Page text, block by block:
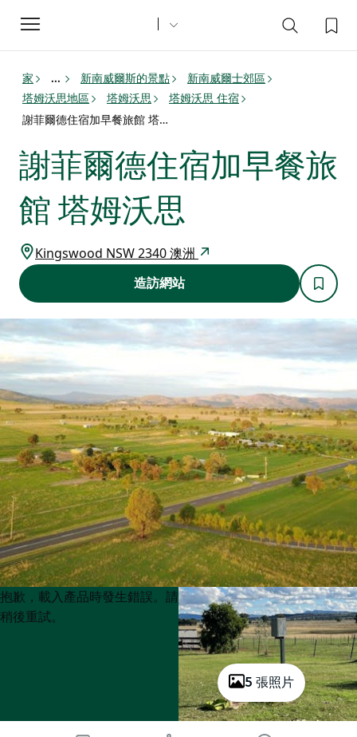
Toggle
navigation
家 ... 新南威爾斯的景點
新南威爾士郊區
塔姆沃思地區
塔姆沃思
塔姆沃思 住宿
謝菲爾德住宿加早餐旅館 塔姆沃思
謝菲爾德住宿加早餐旅
館 塔姆沃思
Kingswood NSW 2340 澳洲
造訪網站
5 張照片
Product
List
Product
List
抱歉，載入產品時發生錯誤。請
稍後重試。